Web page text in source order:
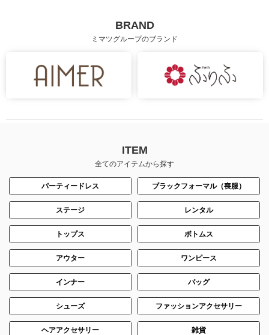
BRAND
ミマツグループのブランド
ITEM
全てのアイテムから探す
パーティードレス ブラックフォーマル（喪服）
ステージ レンタル
トップス ボトムス
アウター ワンピース
インナー バッグ
シューズ ファッションアクセサリー
ヘアアクセサリー 雑貨